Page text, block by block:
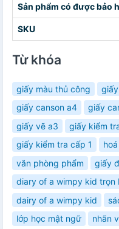
Sản phẩm có được bảo
SKU
Từ khóa
giấy màu thủ công
giấy canson a4
giấy
giấy vẽ a3
giấy kiểm
giấy kiểm tra cấp 1
văn phòng phẩm
giấy
diary of a wimpy kid trọn
dairy of a wimpy kid
lớp học mật ngữ
nhãn